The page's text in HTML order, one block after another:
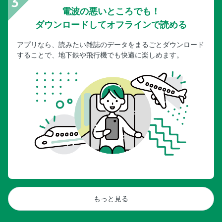
電波の悪いところでも！
ダウンロードしてオフラインで読める
アプリなら、読みたい雑誌のデータをまるごとダウンロード
することで、地下鉄や飛行機でも快適に楽しめます。
もっと見る